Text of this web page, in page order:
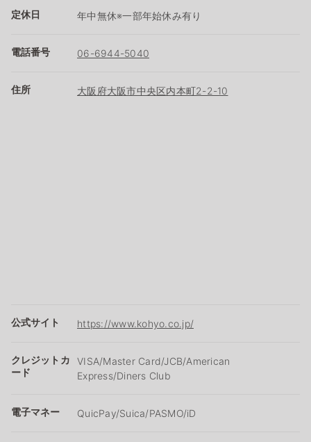
定休日 年中無休※一部年始休み有り
電話番号 06-6944-5040
住所 大阪府大阪市中央区内本町2-2-10
公式サイト https://www.kohyo.co.jp/
クレジットカ
ード
VISA/Master Card/JCB/American
Express/Diners Club
電子マネー QuicPay/Suica/PASMO/iD